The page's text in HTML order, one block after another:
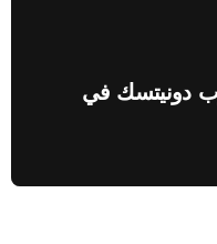
دونيتسك في